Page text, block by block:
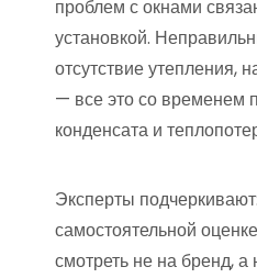
проблем с окнами
установкой.
отсутствие утепления,
— все это со временем
конденсата и
Эксперты
самостоятельной
смотреть не на бренд, а